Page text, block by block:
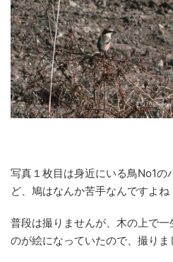
写真１枚目は身近にいる鳥No1の
ど、鳩はなんか苦手なんですよね
普段は撮りませんが、木の上で
のが絵になっていたので、撮りま